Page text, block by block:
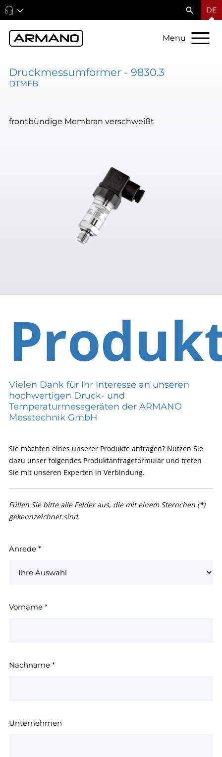
DE
Menu
Druckmessumformer - 9830.3
DTMFB
frontbündige Membran verschweißt
Vielen Dank für Ihr Interesse an unseren
hochwertigen Druck- und
Temperaturmessgeräten der ARMANO
Messtechnik GmbH
Sie möchten eines unserer Produkte anfragen? Nutzen Sie
dazu unser folgendes Produktanfrageformular und treten
Sie mit unseren Experten in Verbindung.
Füllen Sie bitte alle Felder aus, die mit einem Sternchen (*)
gekennzeichnet sind.
Anrede *
Vorname *
Nachname *
Unternehmen